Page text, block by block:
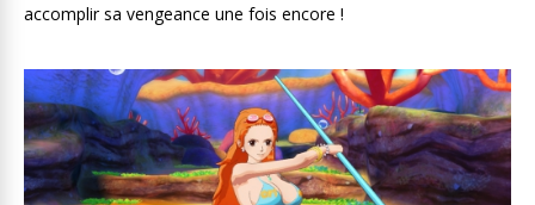
accomplir sa vengeance une fois encore !